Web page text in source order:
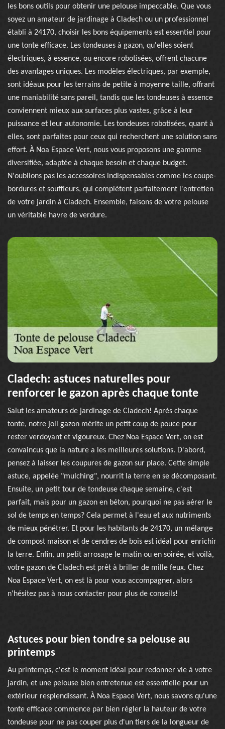
les bons outils pour obtenir une pelouse impeccable. Que vous
soyez un amateur de jardinage à Cladech ou un professionnel
établi à 24170, choisir les bons équipements est essentiel pour
une tonte efficace. Les tondeuses à gazon, qu'elles soient
électriques, à essence, ou encore robotisées, offrent chacune
des avantages uniques. Les modèles électriques, par exemple,
sont idéaux pour les terrains de petite à moyenne taille, offrant
une maniabilité sans pareil, tandis que les tondeuses à essence
conviennent mieux aux surfaces plus vastes, grâce à leur
puissance et leur autonomie. Les tondeuses robotisées, quant à
elles, sont parfaites pour ceux qui recherchent une solution sans
effort. À Noa Espace Vert, nous vous proposons une gamme
diversifiée, adaptée à chaque besoin et chaque budget.
N'oublions pas les accessoires indispensables comme les coupe-
bordures et souffleurs, qui complètent parfaitement l'entretien
de votre jardin à Cladech. Ensemble, faisons de votre pelouse
un véritable havre de verdure.
Cladech: astuces naturelles pour
renforcer le gazon après chaque tonte
Salut les amateurs de jardinage de Cladech! Après chaque
tonte, notre joli gazon mérite un petit coup de pouce pour
rester verdoyant et vigoureux. Chez Noa Espace Vert, on est
convaincus que la nature a les meilleures solutions. D'abord,
pensez à laisser les coupures de gazon sur place. Cette simple
astuce, appelée "mulching", nourrit la terre en se décomposant.
Ensuite, un petit tour de tondeuse chaque semaine, c'est
parfait, mais pour un gazon en béton, pourquoi ne pas aérer le
sol de temps en temps? Cela permet à l'eau et aux nutriments
de mieux pénétrer. Et pour les habitants de 24170, un mélange
de compost maison et de cendres de bois est idéal pour enrichir
la terre. Enfin, un petit arrosage le matin ou en soirée, et voilà,
votre gazon de Cladech est prêt à briller de mille feux. Chez
Noa Espace Vert, on est là pour vous accompagner, alors
n'hésitez pas à nous contacter pour plus de conseils!
Astuces pour bien tondre sa pelouse au
printemps
Au printemps, c'est le moment idéal pour redonner vie à votre
jardin, et une pelouse bien entretenue est essentielle pour un
extérieur resplendissant. À Noa Espace Vert, nous savons qu'une
tonte efficace commence par bien régler la hauteur de votre
tondeuse pour ne pas couper plus d'un tiers de la longueur de